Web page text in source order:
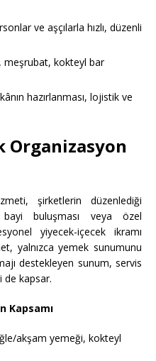
ve aşçılarla hızlı, düzenli
meşrubat, kokteyl bar
hazırlanması, lojistik ve
şirketlerin düzenlediği
buluşması veya özel
yiyecek-içecek ikramı
yalnızca yemek sunumunu
destekleyen sunum, servis
de kapsar.
Kapsamı
akşam yemeği, kokteyl